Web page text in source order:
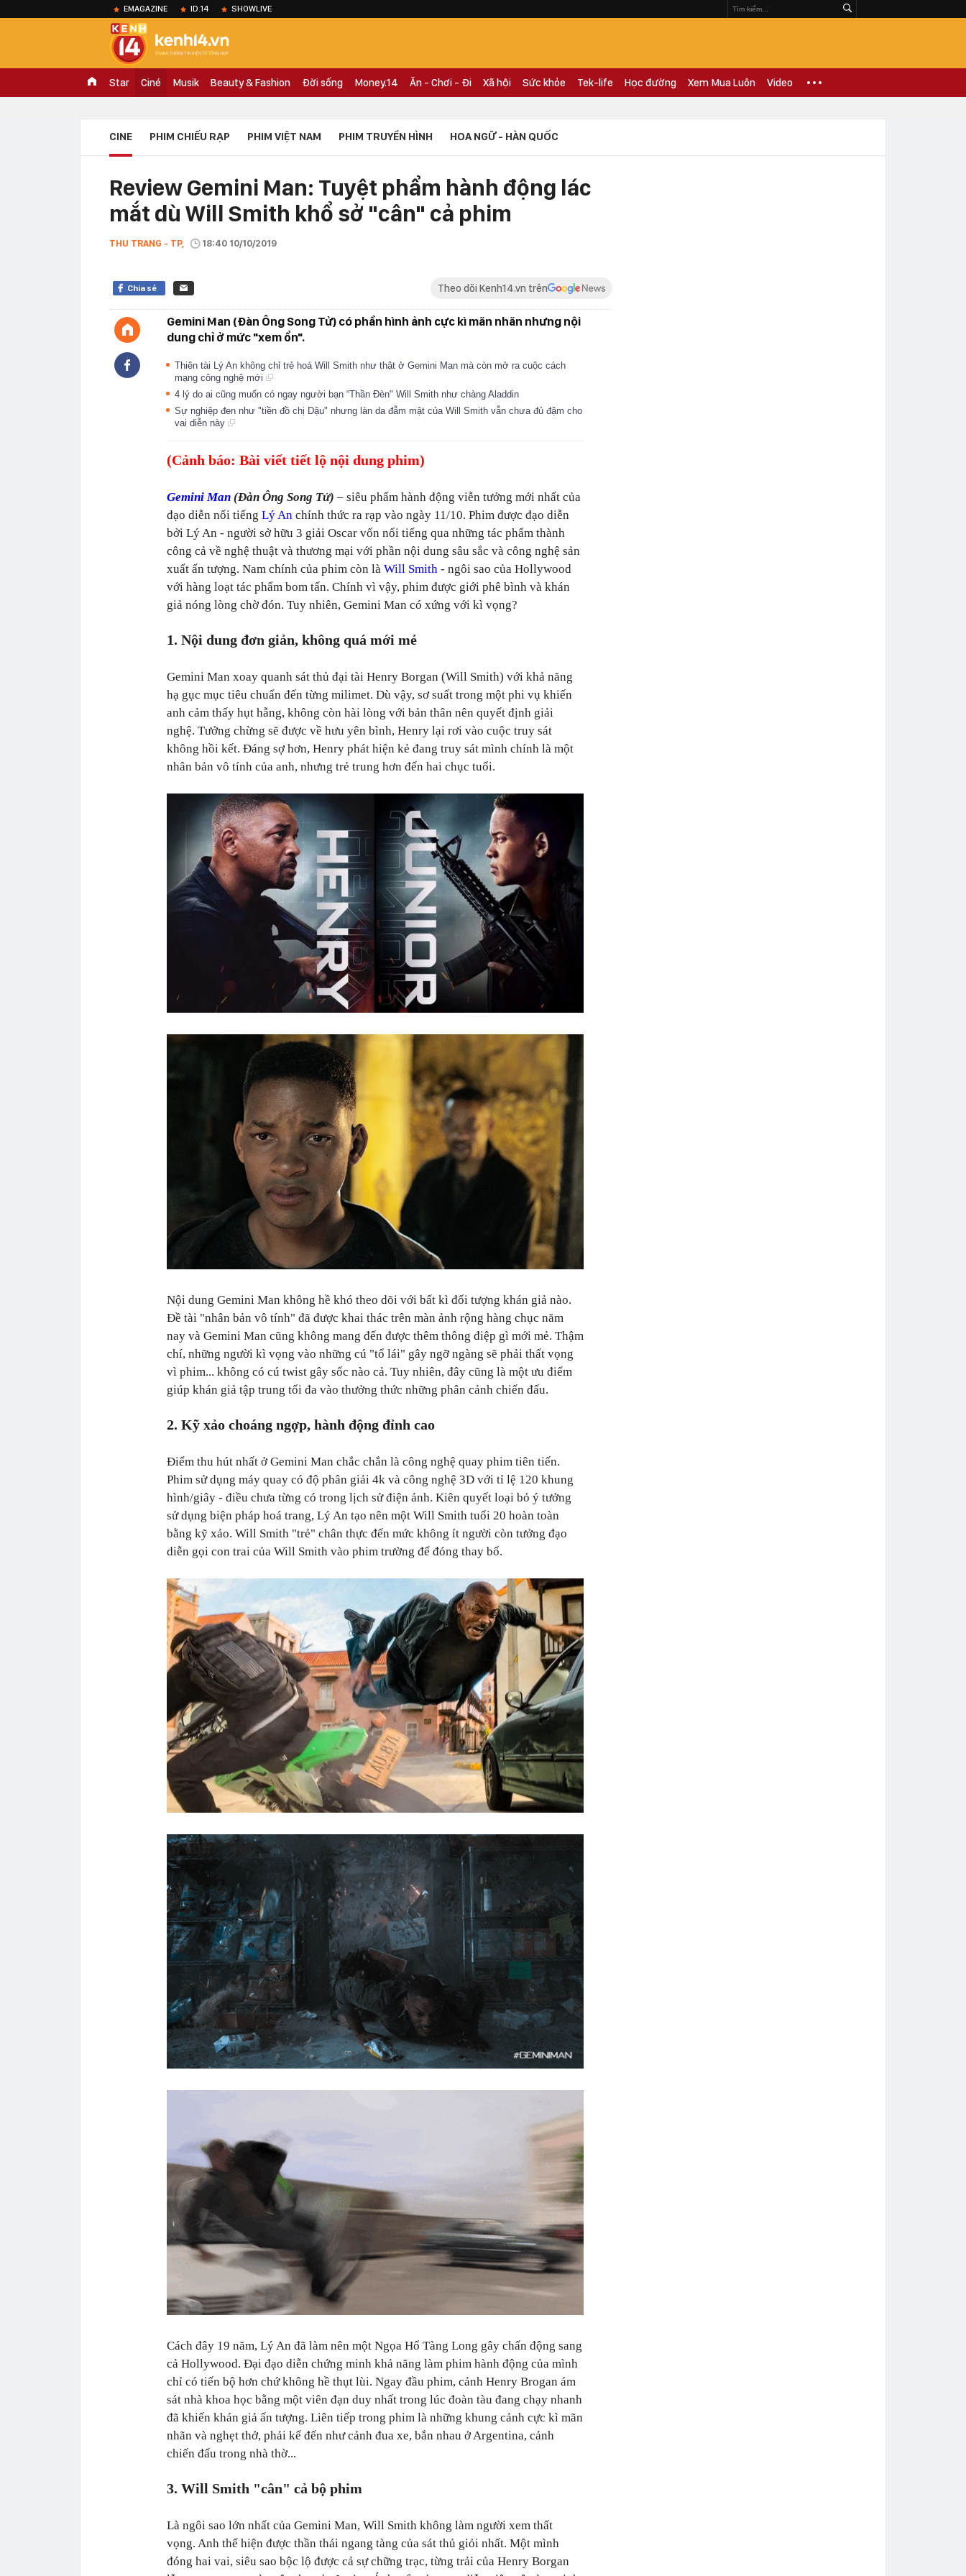
EMAGAZINE ID.14 SHOWLIVE
Star Ciné Musik Beauty & Fashion Đời sống Money.14 Ăn - Chơi - Đi Xã hội Sức khỏe Tek-life Học đường Xem Mua Luôn Video
CINE PHIM CHIẾU RẠP PHIM VIỆT NAM PHIM TRUYỀN HÌNH HOA NGỮ - HÀN QUỐC
Review Gemini Man: Tuyệt phẩm hành động lác
mắt dù Will Smith khổ sở "cân" cả phim
THU TRANG - TP, 18:40 10/10/2019
Chia sẻ Theo dõi Kenh14.vn trên
Gemini Man (Đàn Ông Song Tử) có phần hình ảnh cực kì mãn nhãn nhưng nội
dung chỉ ở mức "xem ổn".
Thiên tài Lý An không chỉ trẻ hoá Will Smith như thật ở Gemini Man mà còn mở ra cuộc cách
mạng công nghệ mới
4 lý do ai cũng muốn có ngay người bạn “Thần Đèn" Will Smith như chàng Aladdin
Sự nghiệp đen như "tiền đồ chị Dậu" nhưng làn da đẫm mật của Will Smith vẫn chưa đủ đậm cho
vai diễn này
(Cảnh báo: Bài viết tiết lộ nội dung phim)
Gemini Man (Đàn Ông Song Tử) – siêu phẩm hành động viễn tưởng mới nhất của
đạo diễn nổi tiếng Lý An chính thức ra rạp vào ngày 11/10. Phim được đạo diễn
bởi Lý An - người sở hữu 3 giải Oscar vốn nổi tiếng qua những tác phẩm thành
công cả về nghệ thuật và thương mại với phần nội dung sâu sắc và công nghệ sản
xuất ấn tượng. Nam chính của phim còn là Will Smith - ngôi sao của Hollywood
với hàng loạt tác phẩm bom tấn. Chính vì vậy, phim được giới phê bình và khán
giả nóng lòng chờ đón. Tuy nhiên, Gemini Man có xứng với kì vọng?
1. Nội dung đơn giản, không quá mới mẻ
Gemini Man xoay quanh sát thủ đại tài Henry Borgan (Will Smith) với khả năng
hạ gục mục tiêu chuẩn đến từng milimet. Dù vậy, sơ suất trong một phi vụ khiến
anh cảm thấy hụt hẫng, không còn hài lòng với bản thân nên quyết định giải
nghệ. Tưởng chừng sẽ được về hưu yên bình, Henry lại rơi vào cuộc truy sát
không hồi kết. Đáng sợ hơn, Henry phát hiện kẻ đang truy sát mình chính là một
nhân bản vô tính của anh, nhưng trẻ trung hơn đến hai chục tuổi.
Nội dung Gemini Man không hề khó theo dõi với bất kì đối tượng khán giả nào.
Đề tài "nhân bản vô tính" đã được khai thác trên màn ảnh rộng hàng chục năm
nay và Gemini Man cũng không mang đến được thêm thông điệp gì mới mẻ. Thậm
chí, những người kì vọng vào những cú "tổ lái" gây ngỡ ngàng sẽ phải thất vọng
vì phim... không có cú twist gây sốc nào cả. Tuy nhiên, đây cũng là một ưu điểm
giúp khán giả tập trung tối đa vào thưởng thức những phân cảnh chiến đấu.
2. Kỹ xảo choáng ngợp, hành động đỉnh cao
Điểm thu hút nhất ởGemini Man chắc chắn là công nghệ quay phim tiên tiến.
Phim sử dụng máy quay có độ phân giải 4k và công nghệ 3D với tỉ lệ 120 khung
hình/giây - điều chưa từng có trong lịch sử điện ảnh. Kiên quyết loại bỏ ý tưởng
sử dụng biện pháp hoá trang, Lý An tạo nên một Will Smith tuổi 20 hoàn toàn
bằng kỹ xảo. Will Smith "trẻ" chân thực đến mức không ít người còn tưởng đạo
diễn gọi con trai của Will Smith vào phim trường để đóng thay bố.
Cách đây 19 năm, Lý An đã làm nên một Ngọa Hổ Tàng Long gây chấn động sang
cả Hollywood. Đại đạo diễn chứng minh khả năng làm phim hành động của mình
chỉ có tiến bộ hơn chứ không hề thụt lùi. Ngay đầu phim, cảnh Henry Brogan ám
sát nhà khoa học bằng một viên đạn duy nhất trong lúc đoàn tàu đang chạy nhanh
đã khiến khán giả ấn tượng. Liên tiếp trong phim là những khung cảnh cực kì mãn
nhãn và nghẹt thở, phải kể đến như cảnh đua xe, bắn nhau ở Argentina, cảnh
chiến đấu trong nhà thờ...
3. Will Smith "cân" cả bộ phim
Là ngôi sao lớn nhất của Gemini Man, Will Smith không làm người xem thất
vọng. Anh thể hiện được thần thái ngang tàng của sát thủ giỏi nhất. Một mình
đóng hai vai, siêu sao bộc lộ được cả sự chững trạc, từng trải của Henry Borgan